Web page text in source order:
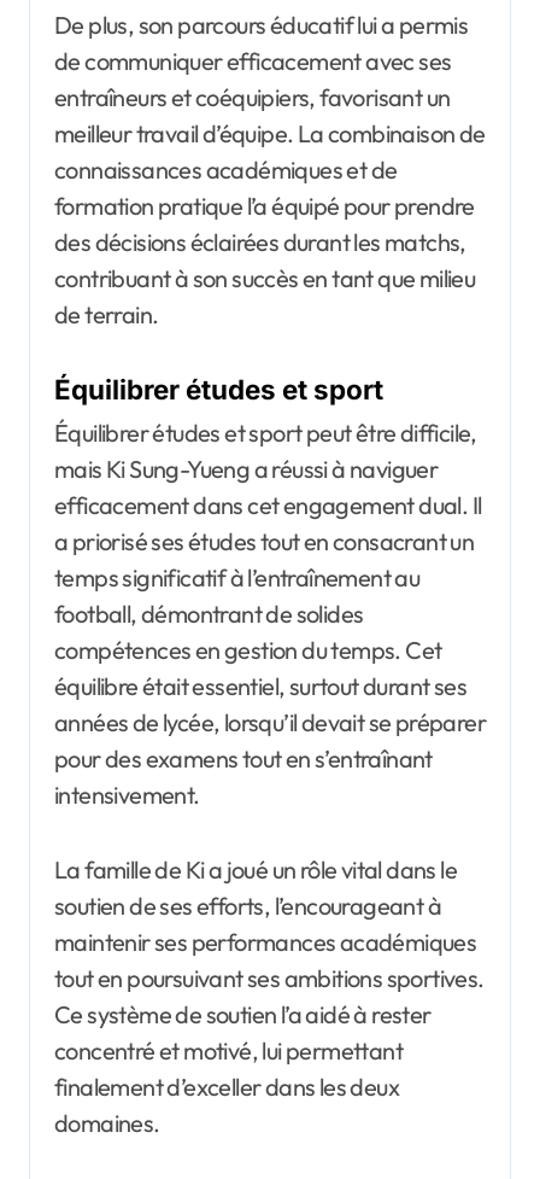
De plus, son parcours éducatif lui a permis
de communiquer efficacement avec ses
entraîneurs et coéquipiers, favorisant un
meilleur travail d’équipe. La combinaison de
connaissances académiques et de
formation pratique l’a équipé pour prendre
des décisions éclairées durant les matchs,
contribuant à son succès en tant que milieu
de terrain.
Équilibrer études et sport
Équilibrer études et sport peut être difficile,
mais Ki Sung-Yueng a réussi à naviguer
efficacement dans cet engagement dual. Il
a priorisé ses études tout en consacrant un
temps significatif à l’entraînement au
football, démontrant de solides
compétences en gestion du temps. Cet
équilibre était essentiel, surtout durant ses
années de lycée, lorsqu’il devait se préparer
pour des examens tout en s’entraînant
intensivement.
La famille de Ki a joué un rôle vital dans le
soutien de ses efforts, l’encourageant à
maintenir ses performances académiques
tout en poursuivant ses ambitions sportives.
Ce système de soutien l’a aidé à rester
concentré et motivé, lui permettant
finalement d’exceller dans les deux
domaines.